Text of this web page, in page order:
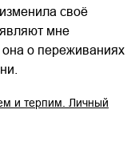
своё
мне
она о переживаниях
и терпим. Личный